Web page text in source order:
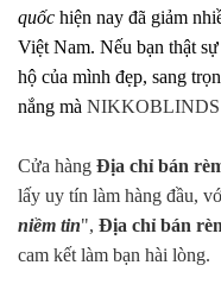
quốc hiện nay đã giảm
Việt Nam. Nếu bạn thật
hộ của mình đẹp, sang
nắng mà NIKKOBLINDS
Cửa hàng Địa chỉ bán
lấy uy tín làm hàng đầu,
niềm tin", Địa chỉ bán
cam kết làm bạn hài lòng.